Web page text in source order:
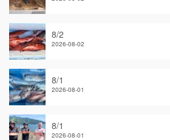
8/2
2026-08-02
8/1
2026-08-01
8/1
2026-08-01